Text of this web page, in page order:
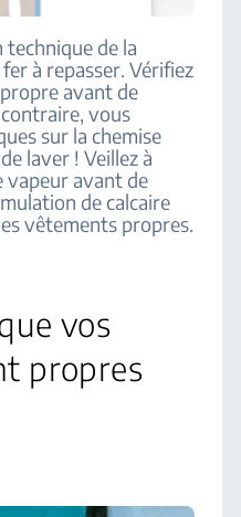
technique de la
à repasser. Vérifiez
avant de
vous
sur la chemise
laver ! Veillez à
vapeur avant de
de calcaire
vêtements propres.
vos
propres